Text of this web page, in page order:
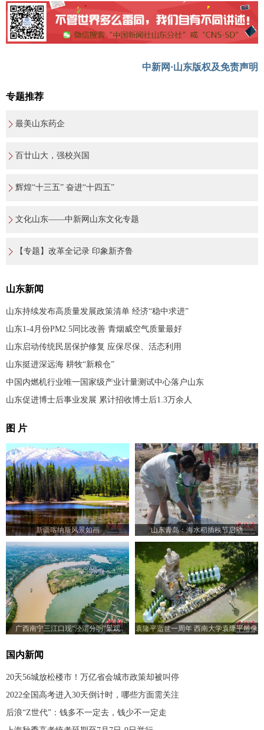
中新网·山东版权及免责声明
专题推荐
最美山东药企
百廿山大，强校兴国
辉煌“十三五” 奋进“十四五”
文化山东——中新网山东文化专题
【专题】改革全记录 印象新齐鲁
山东新闻
山东持续发布高质量发展政策清单 经济“稳中求进”
山东1-4月份PM2.5同比改善 青烟威空气质量最好
山东启动传统民居保护修复 应保尽保、活态利用
山东挺进深远海 耕牧“新粮仓”
中国内燃机行业唯一国家级产业计量测试中心落户山东
山东促进博士后事业发展 累计招收博士后1.3万余人
图 片
新疆喀纳斯风景如画 山东青岛：海水稻插秧节启动
广西南宁三江口现“泾渭分明”景观
袁隆平逝世一周年 西南大学袁隆平雕像
国内新闻
20天56城放松楼市！万亿省会城市政策却被叫停
2022全国高考进入30天倒计时，哪些方面需关注
后浪“Z世代”：钱多不一定去，钱少不一定走